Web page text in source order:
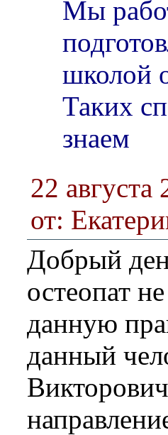
Мы
школой
Таких
знаем
22
от:
Добрый
остеопат
данную
данный